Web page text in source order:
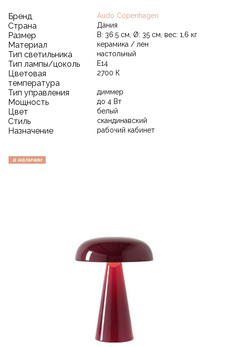
Бренд Audo Copenhagen
Страна Дания
Размер В: 36.5 см, Ø: 35 см, вес: 1,6 кг
Материал керамика / лен
Тип светильника настольный
Тип лампы/цоколь E14
Цветовая
температура
2700 К
Тип управления диммер
Мощность до 4 Вт
Цвет белый
Стиль скандинавский
Назначение рабочий кабинет
в наличии